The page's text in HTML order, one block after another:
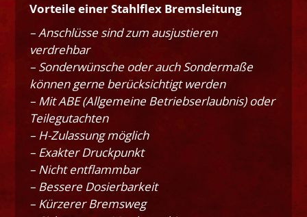
Vorteile einer Stahlflex Bremsleitung
– Anschlüsse sind zum ausjustieren
verdrehbar
– Sonderwünsche oder auch Sondermaße
können gerne berücksichtigt werden
– Mit ABE (Allgemeine Betriebserlaubnis) oder
Teilegutachten
– H-Zulassung möglich
– Exakter Druckpunkt
– Nicht entflammbar
– Bessere Dosierbarkeit
– Kürzerer Bremsweg